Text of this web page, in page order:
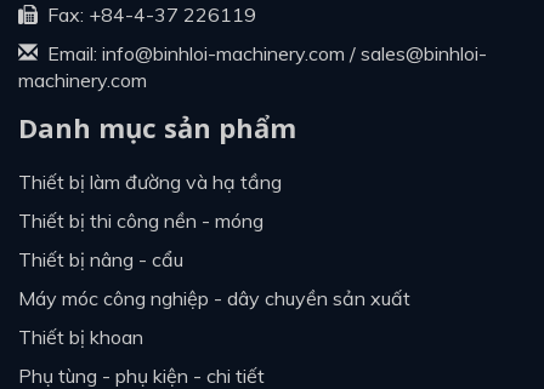
Fax: +84-4-37 226119
Email: info@binhloi-machinery.com / sales@binhloi-
machinery.com
Danh mục sản phẩm
thiết bị làm đường và hạ tầng
thiết bị thi công nền - móng
thiết bị nâng - cẩu
máy móc công nghiệp - dây chuyền sản xuất
thiết bị khoan
phụ tùng - phụ kiện - chi tiết